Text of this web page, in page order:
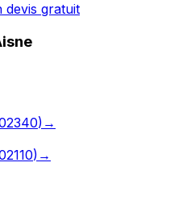
devis gratuit
) →
) →